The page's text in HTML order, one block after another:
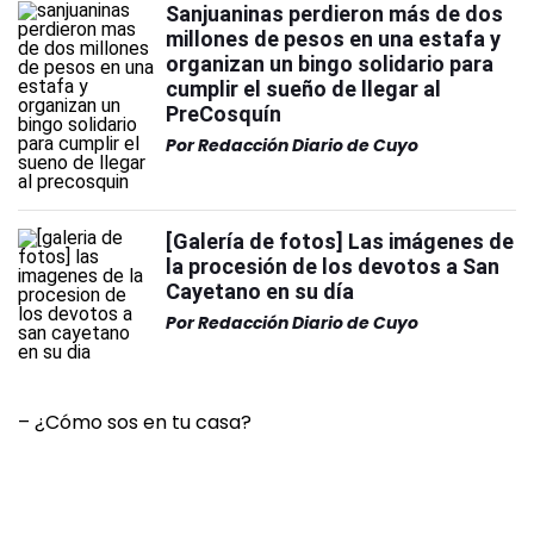
Sanjuaninas perdieron más de dos
millones de pesos en una estafa y
organizan un bingo solidario para
cumplir el sueño de llegar al
PreCosquín
PorRedacción Diario de Cuyo
[Galería de fotos] Las imágenes de
la procesión de los devotos a San
Cayetano en su día
PorRedacción Diario de Cuyo
– ¿Cómo sos en tu casa?